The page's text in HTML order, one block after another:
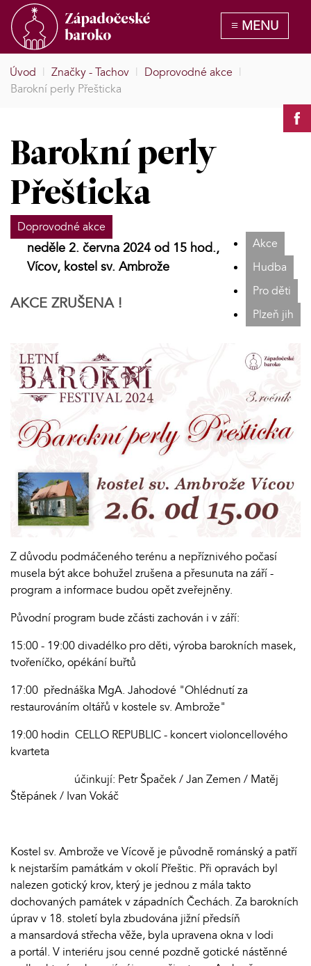
Úvod | Značky - Tachov | Doprovodné akce |
Barokní perly Přešticka
Barokní perly
Přešticka
Doprovodné akce
Akce
Hudba
Pro děti
Plzeň jih
neděle 2. června 2024 od 15 hod.,
Vícov, kostel sv. Ambrože
AKCE ZRUŠENA !
Z důvodu podmáčeného terénu a nepříznivého počasí
musela být akce bohužel zrušena a přesunuta na září -
program a informace budou opět zveřejněny.
Původní program bude zčásti zachován i v září:
15:00 - 19:00 divadélko pro děti, výroba barokních masek,
tvořeníčko, opékání buřtů
17:00 přednáška MgA. Jahodové "Ohlédnutí za
restaurováním oltářů v kostele sv. Ambrože"
19:00 hodin CELLO REPUBLIC - koncert violoncellového
kvarteta
účinkují: Petr Špaček / Jan Zemen / Matěj
Štěpánek / Ivan Vokáč
Kostel sv. Ambrože ve Vícově je původně románský a patří
k nejstarším památkám v okolí Přeštic. Při opravách byl
nalezen gotický krov, který je jednou z mála takto
dochovaných památek v západních Čechách. Za barokních
úprav v 18. století byla zbudována jižní předsíň
a mansardová střecha věže, byla upravena okna v lodi
a portál. V interiéru jsou cenné pozdně gotické nástěnné